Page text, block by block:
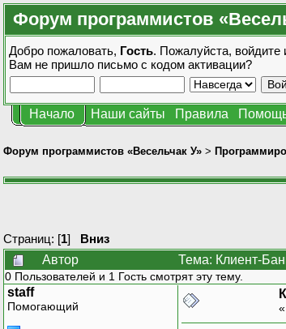
Форум программистов
Добро пожаловать, Гость. Пожалуйста, войдите
Вам не пришло письмо с кодом активации?
Начало Наши сайты Правила
Форум программистов «Весельчак У» >
Страниц: [1] Вниз
Автор
Тема: Клиент-
0 Пользователей и 1 Гость смотрят эту тему.
staff
Помогающий «